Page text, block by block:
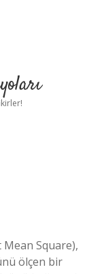
Mean Square),
ölçen bir